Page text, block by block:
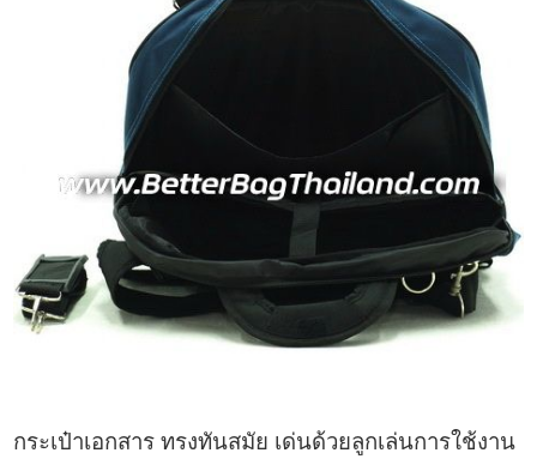
กระเป๋าเอกสาร ทรงทันสมัย เด่นด้วยลูกเล่นการใช้งาน